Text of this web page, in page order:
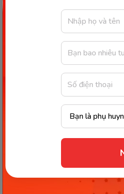
Thông tin trong bài viết
không cần báo trước.
kiểm tra lại qua các kênh
hệ trực tiếp với đơn vị
tình hình thực tế.